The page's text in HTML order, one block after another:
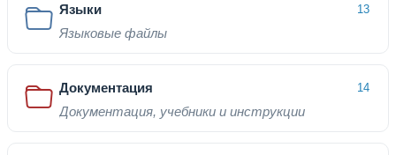
Языки 13
Языковые файлы
Документация 14
Документация, учебники и инструкции